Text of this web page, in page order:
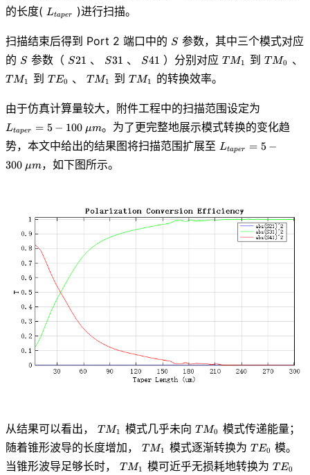
的长度( L_{taper}
Ltaper )进行扫描。
扫描结束后得到 Port 2 端口中的 S
S参数，其中三个模式对应
的 S
S参数（ S21
S21 、 S31
S31 、 S41
S41 ）分别对应 TM_1
T M1 到 TM_0
T M0 、
TM_1
T M1 到 TE_0
T E0 、TM_1
T M1 到TM_1
T M1 的转换效率。
由于仿真计算量较大，附件工程中的扫描范围设定为
- 100\
m
Ltaper = 5 − 100 μm。为了更完整地展示模式转换的变化趋
势，本文中给出的结果图将扫描范围扩展至 L_{taper}=5
- 300\ \mu
Ltaper = 5 −
300 μm，如下图所示。
从结果可以看出， TM_1
T M1 模式几乎未向 TM_0
T M0
模式传递能量；
随着锥形波导的长度增加， TM_1
T M1 模式逐渐转换为 TE_0
T E0 模。
当锥形波导足够长时， TM_1
T M1 模可近乎无损耗地转换为 TE_0
T E0